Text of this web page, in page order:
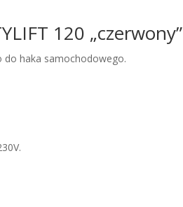
120 „czerwony”
do haka samochodowego.